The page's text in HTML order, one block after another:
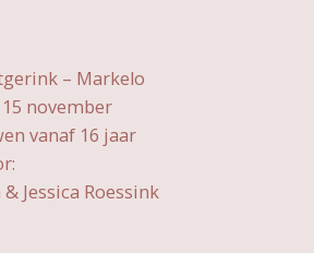
– Markelo
15 november
vanaf 16 jaar
Jessica Roessink